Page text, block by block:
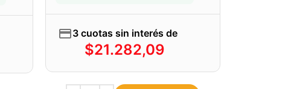
3 cuotas sin interés de
$21.282,09